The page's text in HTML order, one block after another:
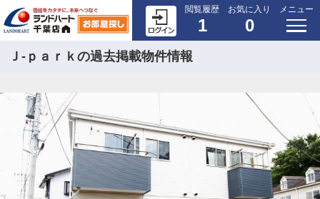
閲覧履歴
1
お気に入り
0
メニュー
Ｊ-ｐａｒｋの過去掲載物件情報